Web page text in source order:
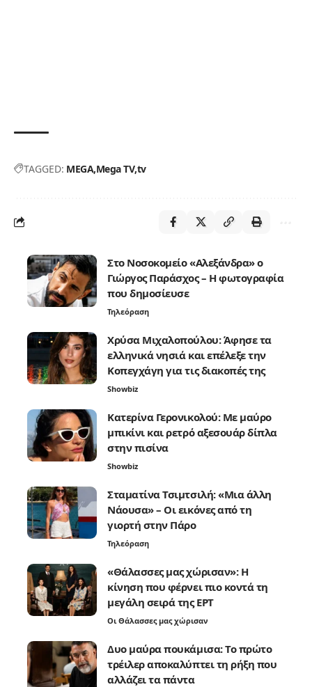
TAGGED: MEGA Mega TVtv
Στο Νοσοκομείο «Αλεξάνδρα» ο
Γιώργος Παράσχος – Η φωτογραφία
που δημοσίευσε
Τηλεόραση
Χρύσα Μιχαλοπούλου: Άφησε τα
ελληνικά νησιά και επέλεξε την
Κοπεγχάγη για τις διακοπές της
Showbiz
Κατερίνα Γερονικολού: Με μαύρο
μπικίνι και ρετρό αξεσουάρ δίπλα
στην πισίνα
Showbiz
Σταματίνα Τσιμτσιλή: «Μια άλλη
Νάουσα» – Οι εικόνες από τη
γιορτή στην Πάρο
Τηλεόραση
«Θάλασσες μας χώρισαν»: Η
κίνηση που φέρνει πιο κοντά τη
μεγάλη σειρά της ΕΡΤ
Οι Θάλασσες μας χώρισαν
Δυο μαύρα πουκάμισα: Το πρώτο
τρέιλερ αποκαλύπτει τη ρήξη που
αλλάζει τα πάντα